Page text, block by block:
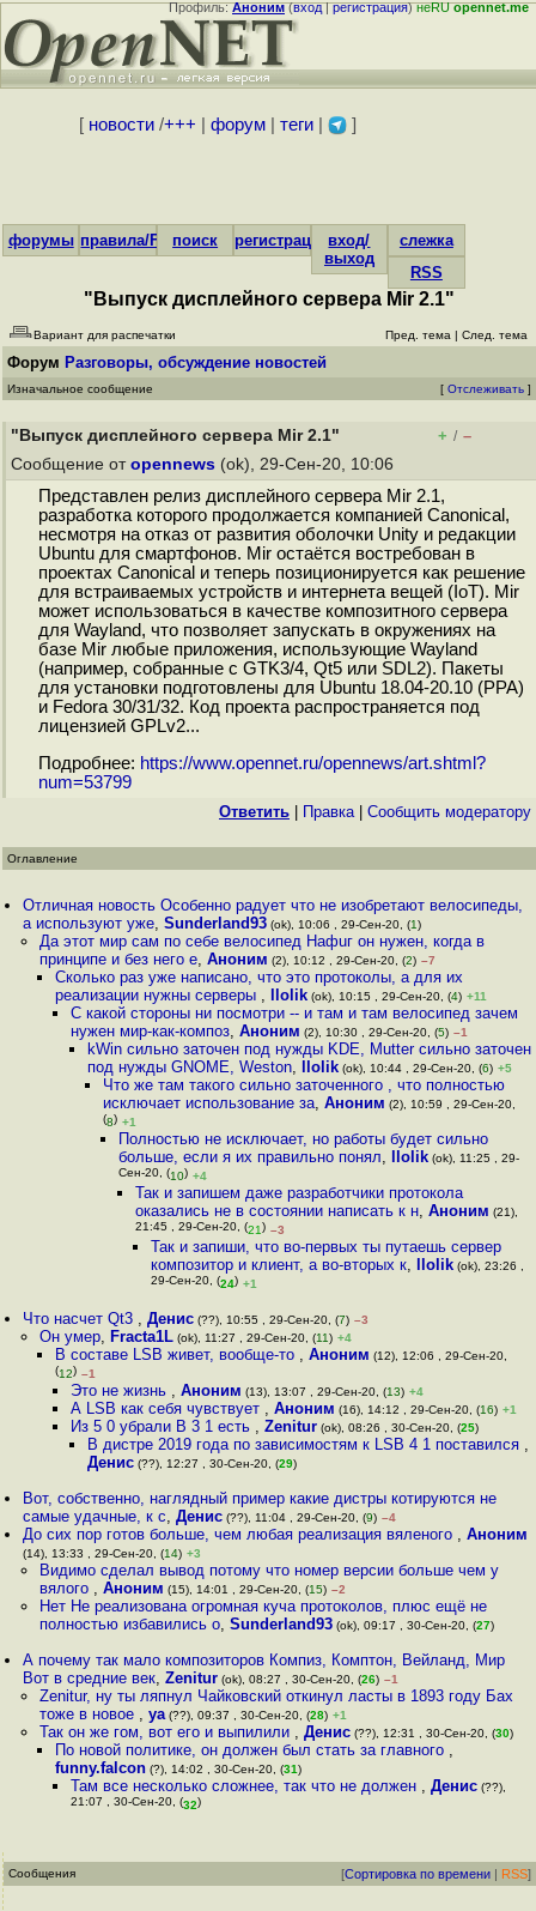
Профиль:Аноним(вход|регистрация)неRUopennet.me
[ новости/+++ форум| теги| ]
форумы правила/FAQпоиск регистрациявход/
выход
слежка
RSS
"Выпуск дисплейного сервера Mir 2.1"
Вариант для распечатки Пред. тема | След. тема
Форум Разговоры, обсуждение новостей
Изначальное сообщение [ Отслеживать ]
"Выпуск дисплейного сервера Mir 2.1" + / –
Сообщение от opennews (ok), 29-Сен-20, 10:06
Представлен релиз дисплейного сервера Mir 2.1,
разработка которого продолжается компанией Canonical,
несмотря на отказ от развития оболочки Unity и редакции
Ubuntu для смартфонов. Mir остаётся востребован в
проектах Canonical и теперь позиционируется как решение
для встраиваемых устройств и интернета вещей (IoT). Mir
может использоваться в качестве композитного сервера
для Wayland, что позволяет запускать в окружениях на
базе Mir любые приложения, использующие Wayland
(например, собранные с GTK3/4, Qt5 или SDL2). Пакеты
для установки подготовлены для Ubuntu 18.04-20.10 (PPA)
и Fedora 30/31/32. Код проекта распространяется под
лицензией GPLv2...
Подробнее: https://www.opennet.ru/opennews/art.shtml?
num=53799
Ответить Правка| Cообщить модератору
Оглавление
Отличная новость Особенно радует что не изобретают велосипеды,
а используют уже,Sunderland93 (ok), 10:06 , 29-Сен-20, (1)
Да этот мир сам по себе велосипед Нафuг он нужен, когда в
принципе и без него е, Аноним (2), 10:12 , 29-Сен-20, (2) –7
Сколько раз уже написано, что это протоколы, а для их
реализации нужны серверы , llolik(ok), 10:15 , 29-Сен-20, (4) +11
С какой стороны ни посмотри -- и там и там велосипед зачем
нужен мир-как-композ,Аноним (2), 10:30 , 29-Сен-20, (5) –1
kWin сильно заточен под нужды KDE, Mutter сильно заточен
под нужды GNOME, Weston, llolik(ok), 10:44 , 29-Сен-20, (6) +5
Что же там такого сильно заточенного , что полностью
исключает использование за, Аноним (2), 10:59 , 29-Сен-20,
(8) +1
Полностью не исключает, но работы будет сильно
больше, если я их правильно понял, llolik (ok), 11:25 , 29-
Сен-20, (10) +4
Так и запишем даже разработчики протокола
оказались не в состоянии написать к н, Аноним (21),
21:45 , 29-Сен-20, (21) –3
Так и запиши, что во-первых ты путаешь сервер
композитор и клиент, а во-вторых к, llolik(ok), 23:26 ,
29-Сен-20, (24) +1
Что насчет Qt3 ,Денис (??), 10:55 , 29-Сен-20, (7) –3
Он умер, Fracta1L(ok), 11:27 , 29-Сен-20, (11) +4
В составе LSB живет, вообще-то , Аноним (12), 12:06 , 29-Сен-20,
(12) –1
Это не жизнь ,Аноним (13), 13:07 , 29-Сен-20, (13) +4
А LSB как себя чувствует ,Аноним (16), 14:12 , 29-Сен-20, (16) +1
Из 5 0 убрали В 3 1 есть ,Zenitur (ok), 08:26 , 30-Сен-20, (25)
В дистре 2019 года по зависимостям к LSB 4 1 поставился ,
Денис(??), 12:27 , 30-Сен-20, (29)
Вот, собственно, наглядный пример какие дистры котируются не
самые удачные, к с,Денис (??), 11:04 , 29-Сен-20, (9) –4
До сих пор готов больше, чем любая реализация вяленого ,Аноним
(14), 13:33 , 29-Сен-20, (14) +3
Видимо сделал вывод потому что номер версии больше чем у
вялого , Аноним (15), 14:01 , 29-Сен-20, (15) –2
Нет Не реализована огромная куча протоколов, плюс ещё не
полностью избавились о, Sunderland93(ok), 09:17 , 30-Сен-20, (27)
А почему так мало композиторов Компиз, Комптон, Вейланд, Мир
Вот в средние век,Zenitur (ok), 08:27 , 30-Сен-20, (26) –1
Zenitur, ну ты ляпнул Чайковский откинул ласты в 1893 году Бах
тоже в новое , ya(??), 09:37 , 30-Сен-20, (28) +1
Так он же гом, вот его и выпилили , Денис(??), 12:31 , 30-Сен-20, (30)
По новой политике, он должен был стать за главного ,
funny.falcon(?), 14:02 , 30-Сен-20, (31)
Там все несколько сложнее, так что не должен ,Денис (??),
21:07 , 30-Сен-20, (32)
Сообщения [Сортировка по времени | RSS]